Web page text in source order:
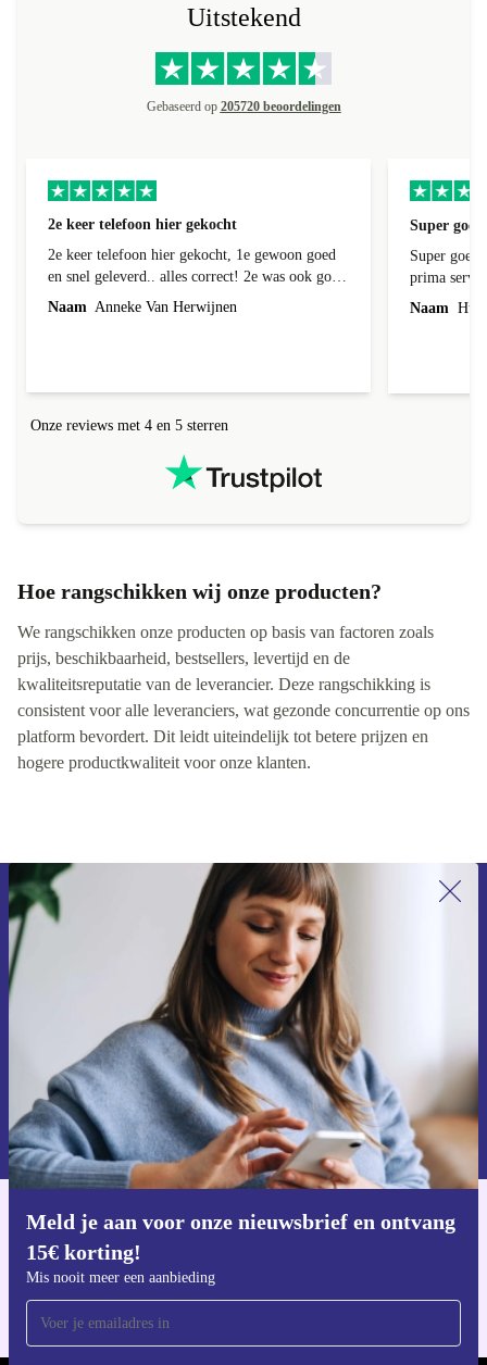
Uitstekend
Gebaseerd op 205720 beoordelingen
2e keer telefoon hier gekocht
2e keer telefoon hier gekocht, 1e gewoon goed
en snel geleverd.. alles correct! 2e was ook goed
geleverd en alles erbij, 1e week bij foto's liep er
een streep doorheen! Kon ik terug sturen nadat
Naam Anneke Van Herwijnen
Super
Super
prima
Naam Hub
Onze reviews met 4 en 5 sterren
Hoe rangschikken wij onze producten?
We rangschikken onze producten op basis van factoren zoals
prijs, beschikbaarheid, bestsellers, levertijd en de
kwaliteitsreputatie van de leverancier. Deze rangschikking is
consistent voor alle leveranciers, wat gezonde concurrentie op ons
platform bevordert. Dit leidt uiteindelijk tot betere prijzen en
hogere productkwaliteit voor onze klanten.
Meld je aan voor onze nieuwsbrief en ontvang
15€ korting!
Mis nooit meer een aanbieding
Meld je aan voor onze nieuwsbrief en
ontvang €15 korting!
Mis nooit meer een aanbieding.
Voucher aanvragen
Informatie over het gebruik van persoonsgegevens vind je in ons
privacybeleid
Download de refurbed app